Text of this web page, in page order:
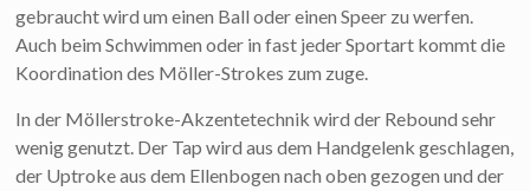
gebraucht wird um einen Ball oder einen Speer zu werfen.
Auch beim Schwimmen oder in fast jeder Sportart kommt die
Koordination des Möller-Strokes zum zuge.
In der Möllerstroke-Akzentetechnik wird der Rebound sehr
wenig genutzt. Der Tap wird aus dem Handgelenk geschlagen,
der Uptroke aus dem Ellenbogen nach oben gezogen und der